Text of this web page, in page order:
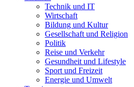
Technik und IT
Wirtschaft
Bildung und Kultur
Gesellschaft und Religion
Politik
Reise und Verkehr
Gesundheit und Lifestyle
Sport und Freizeit
Energie und Umwelt